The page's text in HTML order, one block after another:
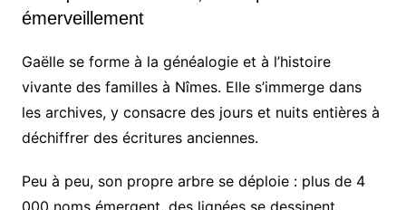
émerveillement
Gaëlle se forme à la généalogie et à l’histoire
vivante des familles à Nîmes. Elle s’immerge dans
les archives, y consacre des jours et nuits entières à
déchiffrer des écritures anciennes.
Peu à peu, son propre arbre se déploie : plus de 4